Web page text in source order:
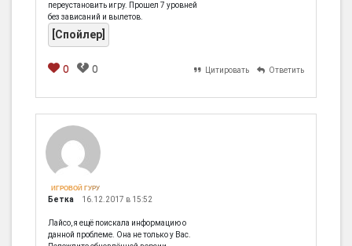
переустановить игру. Прошел 7 уровней
без зависаний и вылетов.
[Спойлер]
0 0 Цитировать Ответить
ИГРОВОЙ ГУРУ
Бетка 16.12.2017 в 15:52
Лайсо, я ещё поискала информацию о
данной проблеме. Она не только у Вас.